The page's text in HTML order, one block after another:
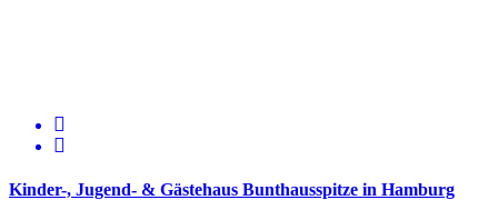
Kinder-, Jugend- & Gästehaus Bunthausspitze in Hamburg